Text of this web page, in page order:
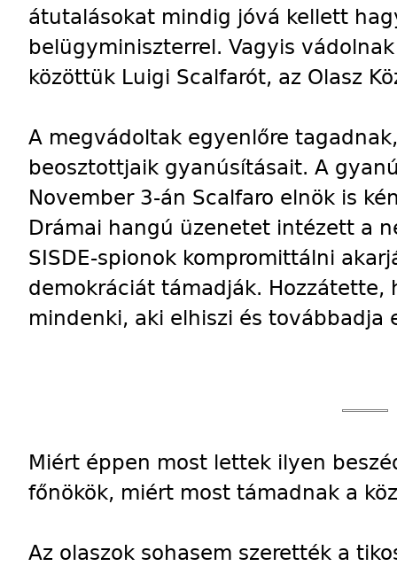
átutalásokat mindig jóvá kellett
belügyminiszterrel. Vagyis
közöttük Luigi Scalfarót, az Olasz
A megvádoltak egyenlőre
beosztottjaik gyanúsításait. A
November 3-án Scalfaro elnök is
Drámai hangú üzenetet intézett a
SISDE-spionok kompromittálni
demokráciát támadják. Hozzátette,
mindenki, aki elhiszi és továbbadja
Miért éppen most lettek ilyen
főnökök, miért most támadnak a
Az olaszok sohasem szerették a